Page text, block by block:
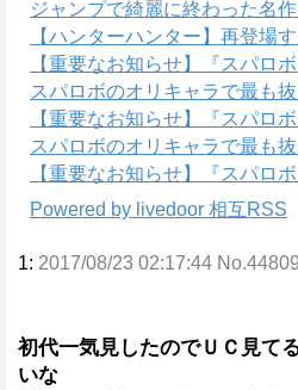
ジャンプで綺麗に終わった名
【ハンターハンター】再登場
【重要なお知らせ】『スパロ
スパロボのオリキャラで最も
【重要なお知らせ】『スパロ
スパロボのオリキャラで最も
【重要なお知らせ】『スパロ
Powered by livedoor 相互RSS
1: 2017/08/23 02:17:44
初代一気見したのでＵＣ見て
いな